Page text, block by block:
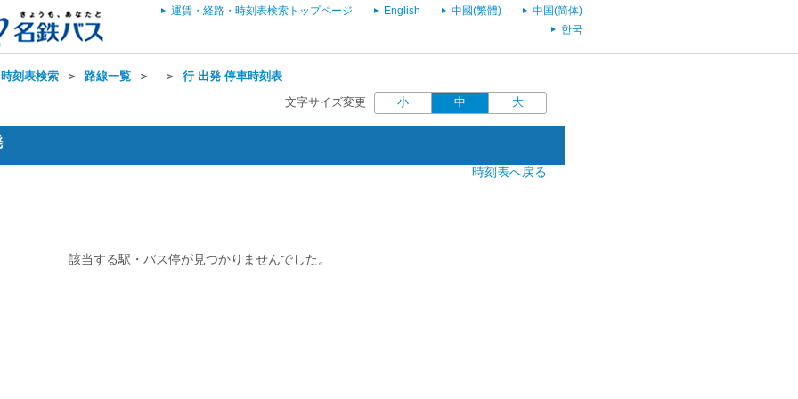
運賃・経路・時刻表検索トップページ English 中國(繁體)
中国(简体)
한국
刻表検索 ＞ 路線一覧 ＞ ＞ 行 出発 停車時刻表
文字サイズ変更 小 中 大
時刻表へ戻る
該当する駅・バス停が見つかりませんでした。